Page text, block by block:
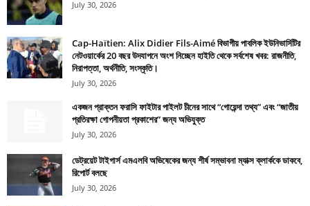
July 30, 2026
Cap-Haïtien: Alix Didier Fils-Aimé বিভাগীয় পাবলিক ইউনিভার্সিটির
নেটওয়ার্কের 20 বছর উদযাপনে অংশ নিচ্ছেন হাইতি থেকে সর্বশেষ খবর: রাজনীতি,
নিরাপত্তা, অর্থনীতি, সংস্কৃতি।
July 30, 2026
একজন প্রাক্তন ফরাসি ফাইটার পাইলট চীনের সাথে “গোয়েন্দা তথ্য” এবং “জাতীয়
প্রতিরক্ষা গোপনীয়তা প্রকাশের” জন্য অভিযুক্ত
July 30, 2026
ডেট্রয়েট টাইগার্স এমএলবি অভিষেকের জন্য শীর্ষ সম্ভাবনা ম্যাক্স ক্লার্ককে ডাকবে,
রিপোর্ট বলছে
July 30, 2026